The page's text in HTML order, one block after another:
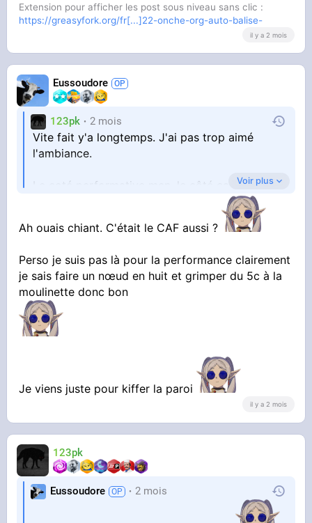
Extension pour afficher les post sous niveau sans clic :
https://greasyfork.org/fr[...]22-onche-org-auto-balise-
il y a 2 mois
Eussoudore
123pk 2 mois
Vite fait y'a longtemps. J'ai pas trop aimé
l'ambiance.
Le coté performative men, le côté ça roule des
mécaniques
Voir plus
Ah ouais chiant. C'était le CAF aussi ?
Perso je suis pas là pour la performance clairement
je sais faire un nœud en huit et grimper du 5c à la
moulinette donc bon
Je viens juste pour kiffer la paroi
il y a 2 mois
123pk
Eussoudore 2 mois